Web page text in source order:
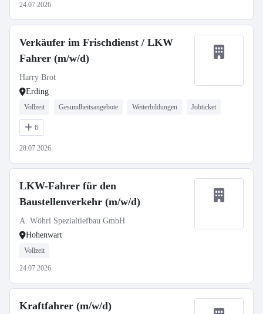
24.07.2026
Verkäufer im Frischdienst / LKW
Fahrer (m/w/d)
Harry Brot
Erding
Vollzeit Gesundheitsangebote Weiterbildungen Jobticket
6
28.07.2026
LKW-Fahrer für den
Baustellenverkehr (m/w/d)
A. Wöhrl Spezialtiefbau GmbH
Hohenwart
Vollzeit
24.07.2026
Kraftfahrer (m/w/d)